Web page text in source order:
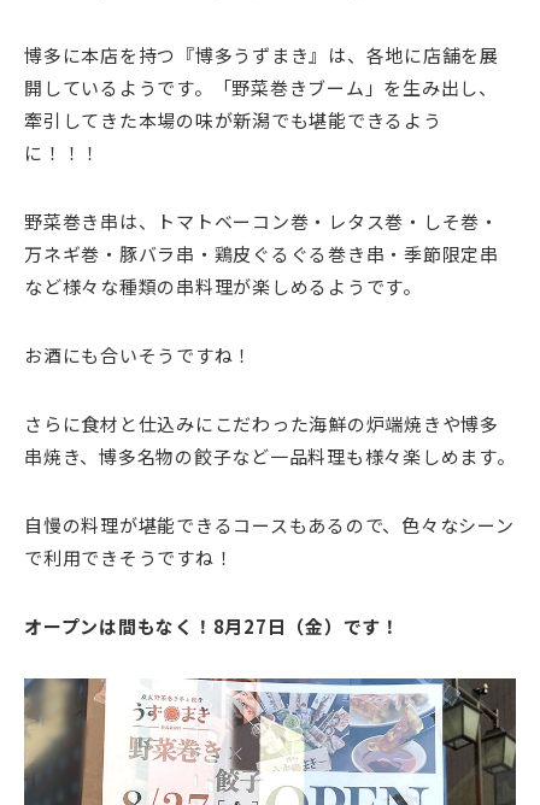
博多に本店を持つ『博多うずまき』は、各地に店舗を展
開しているようです。「野菜巻きブーム」を生み出し、
牽引してきた本場の味が新潟でも堪能できるよう
に！！！
野菜巻き串は、トマトベーコン巻・レタス巻・しそ巻・
万ネギ巻・豚バラ串・鶏皮ぐるぐる巻き串・季節限定串
など様々な種類の串料理が楽しめるようです。
お酒にも合いそうですね！
さらに食材と仕込みにこだわった海鮮の炉端焼きや博多
串焼き、博多名物の餃子など一品料理も様々楽しめます。
自慢の料理が堪能できるコースもあるので、色々なシーン
で利用できそうですね！
オープンは間もなく！8月27日（金）です！